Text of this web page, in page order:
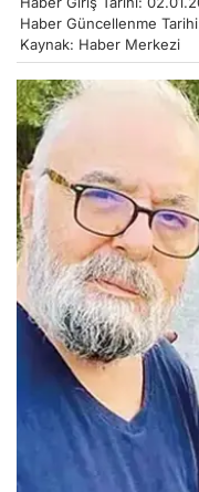
Haber Güncellenme
Kaynak: Haber Merkezi